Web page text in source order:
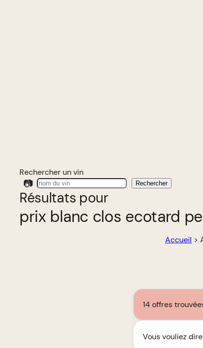
Rechercher un vin
📷 Rechercher
Résultats pour
prix blanc clos ecotard
Accueil >
14 offres
Vous vouliez